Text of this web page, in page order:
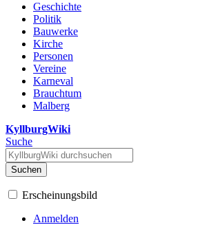
Geschichte
Politik
Bauwerke
Kirche
Personen
Vereine
Karneval
Brauchtum
Malberg
KyllburgWiki
Suche
Suchen
Erscheinungsbild
Anmelden